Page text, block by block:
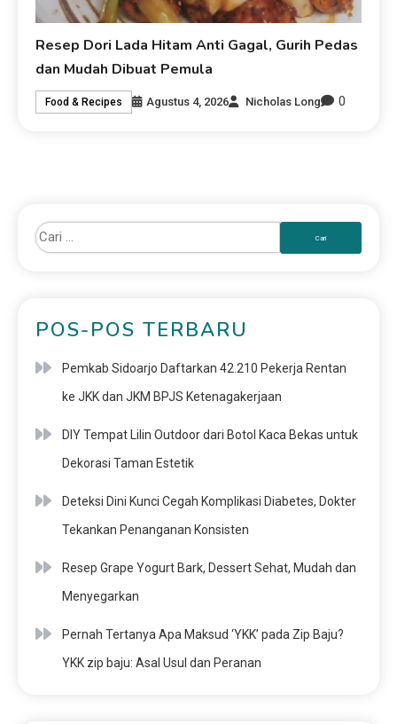
Resep Dori Lada Hitam Anti Gagal, Gurih Pedas
dan Mudah Dibuat Pemula
Food & Recipes Agustus 4, 2026 Nicholas Long 0
POS-POS TERBARU
Pemkab Sidoarjo Daftarkan 42.210 Pekerja Rentan
ke JKK dan JKM BPJS Ketenagakerjaan
DIY Tempat Lilin Outdoor dari Botol Kaca Bekas untuk
Dekorasi Taman Estetik
Deteksi Dini Kunci Cegah Komplikasi Diabetes, Dokter
Tekankan Penanganan Konsisten
Resep Grape Yogurt Bark, Dessert Sehat, Mudah dan
Menyegarkan
Pernah Tertanya Apa Maksud ‘YKK’ pada Zip Baju?
YKK zip baju: Asal Usul dan Peranan